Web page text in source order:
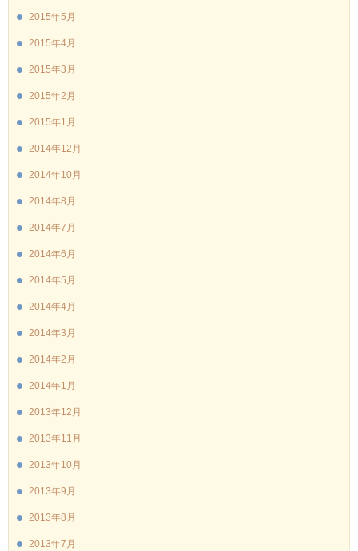
2015年5月
2015年4月
2015年3月
2015年2月
2015年1月
2014年12月
2014年10月
2014年8月
2014年7月
2014年6月
2014年5月
2014年4月
2014年3月
2014年2月
2014年1月
2013年12月
2013年11月
2013年10月
2013年9月
2013年8月
2013年7月